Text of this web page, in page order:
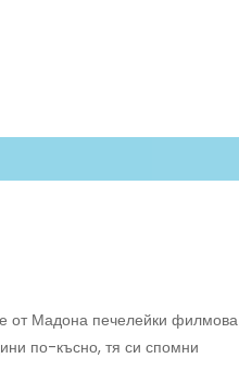
от Мадона печелейки филмова
по-късно, тя си спомни